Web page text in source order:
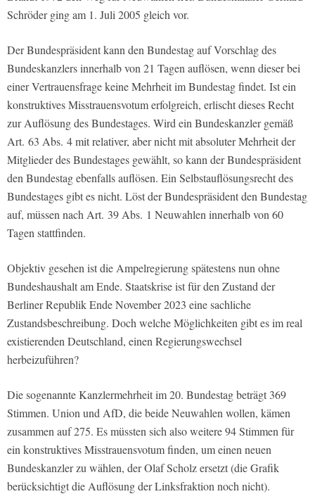
Schröder ging am 1. Juli 2005 gleich vor.
Der Bundespräsident kann den Bundestag auf Vorschlag des
Bundeskanzlers innerhalb von 21 Tagen auflösen, wenn dieser bei
einer Vertrauensfrage keine Mehrheit im Bundestag findet. Ist ein
konstruktives Misstrauensvotum erfolgreich, erlischt dieses Recht
zur Auflösung des Bundestages. Wird ein Bundeskanzler gemäß
Art. 63 Abs. 4 mit relativer, aber nicht mit absoluter Mehrheit der
Mitglieder des Bundestages gewählt, so kann der Bundespräsident
den Bundestag ebenfalls auflösen. Ein Selbstauflösungsrecht des
Bundestages gibt es nicht. Löst der Bundespräsident den Bundestag
auf, müssen nach Art. 39 Abs. 1 Neuwahlen innerhalb von 60
Tagen stattfinden.
Objektiv gesehen ist die Ampelregierung spätestens nun ohne
Bundeshaushalt am Ende. Staatskrise ist für den Zustand der
Berliner Republik Ende November 2023 eine sachliche
Zustandsbeschreibung. Doch welche Möglichkeiten gibt es im real
existierenden Deutschland, einen Regierungswechsel
herbeizuführen?
Die sogenannte Kanzlermehrheit im 20. Bundestag beträgt 369
Stimmen. Union und AfD, die beide Neuwahlen wollen, kämen
zusammen auf 275. Es müssten sich also weitere 94 Stimmen für
ein konstruktives Misstrauensvotum finden, um einen neuen
Bundeskanzler zu wählen, der Olaf Scholz ersetzt (die Grafik
berücksichtigt die Auflösung der Linksfraktion noch nicht).